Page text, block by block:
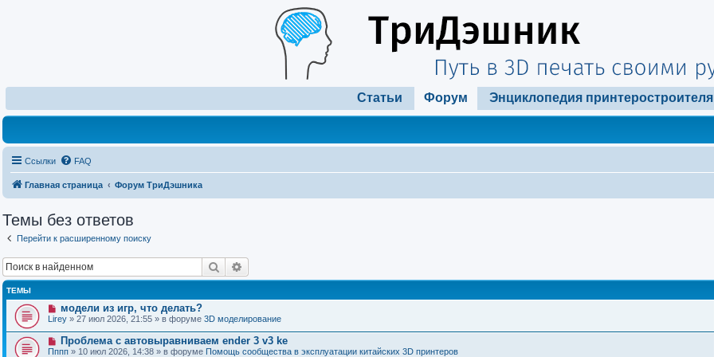
Статьи Форум Энциклопедия принтеростроителя
Ссылки FAQ
Главная страница Форум ТриДэшника
Темы без ответов
Перейти к расширенному поиску
Поиск
ТЕМЫ
Н
о
в
о
е
с
модели из игр, что делать?
Lirey » 27 июл 2026, 21:55 » в форуме 3D моделирование
Н
о
Проблема с автовыравниваем ender 3 v3 ke
Пппп » 10 июл 2026, 14:38 » в форуме Помощь сообщества в эксплуатации китайских 3D принтеров